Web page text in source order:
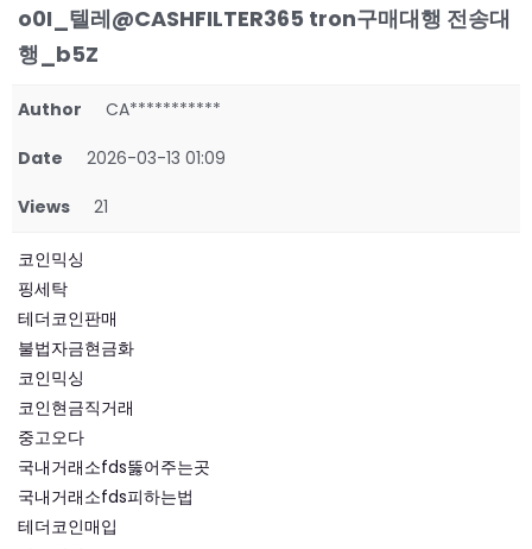
o0I_텔레@CASHFILTER365 tron구매대행 전송대
행_b5Z
Author CA***********
Date 2026-03-13 01:09
Views 21
코인믹싱
핑세탁
테더코인판매
불법자금현금화
코인믹싱
코인현금직거래
중고오다
국내거래소fds뚫어주는곳
국내거래소fds피하는법
테더코인매입